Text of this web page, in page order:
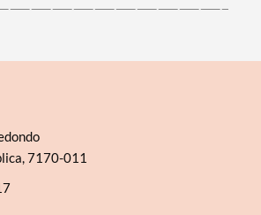
7170-011